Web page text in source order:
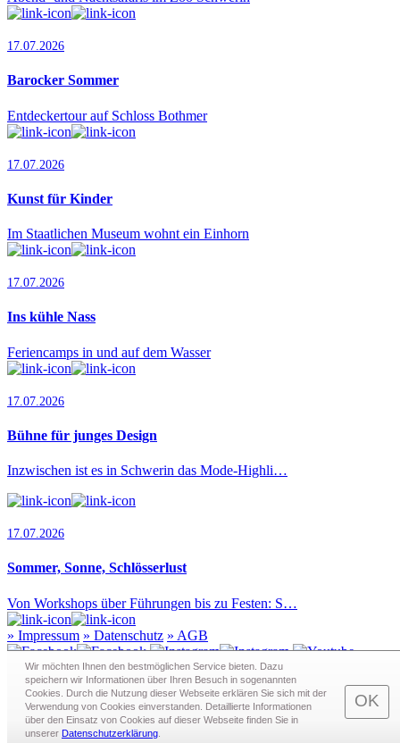
17.07.2026
Barocker Sommer
Entdeckertour auf Schloss Bothmer
17.07.2026
Kunst für Kinder
Im Staatlichen Museum wohnt ein Einhorn
17.07.2026
Ins kühle Nass
Feriencamps in und auf dem Wasser
17.07.2026
Bühne für junges Design
Inzwischen ist es in Schwerin das Mode-Highli…
17.07.2026
Sommer, Sonne, Schlösserlust
Von Workshops über Führungen bis zu Festen: S…
» Impressum » Datenschutz » AGB
Redaktion · Graf-Schack-Alle 8 · 19053 Schwerin
Telefon:0385 - 63 83 281· Fax: 0385 - 63 83 279 · Mail:
redaktion@schwerin.live
Wir möchten Ihnen den bestmöglichen Service bieten. Dazu
speichern wir Informationen über Ihren Besuch in sogenann­ten
Cookies. Durch die Nutzung dieser Webseite erklären Sie sich mit der
Verwendung von Cookies einverstanden. Detaillierte Informationen
über den Einsatz von Cookies auf dieser Webseite finden Sie in
unserer Datenschutzerklärung
OK